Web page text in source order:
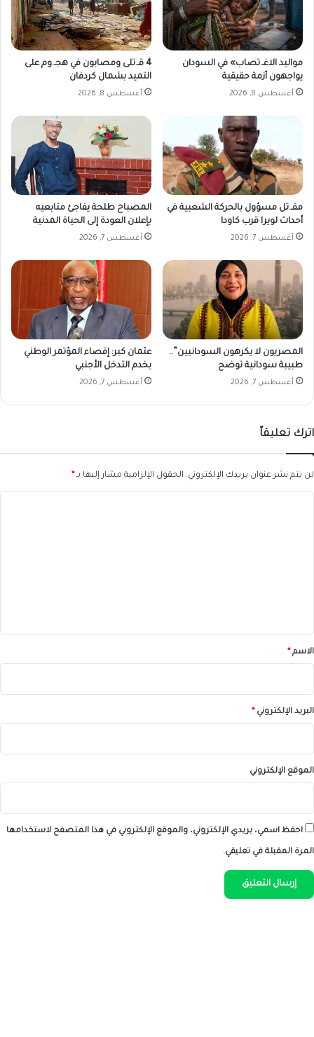
د
ي
ف
ي
ا
ا
ل
و
ز
ا
ل
أ
ر
ب
ع
ء
7
و
ب
ر
مواليد الاغـ.تصاب» في السودان
يواجهون أزمة حقيقية
أغسطس 8, 2026
4 قـ.تلى ومصابون في هجـ.وم على
التميد بشمال كردفان
أغسطس 8, 2026
مقـ.تل مسؤول بالحركة الشعبية في
أحداث لويرا قرب كاودا
أغسطس 7, 2026
المصباح طلحة يفاجئ متابعيه
بإعلان العودة إلى الحياة المدنية
أغسطس 7, 2026
المصريون لا يكرهون السودانيين”..
طبيبة سودانية توضح
أغسطس 7, 2026
عثمان كبر: إقصاء المؤتمر الوطني
يخدم التدخل الأجنبي
أغسطس 7, 2026
اترك تعليقاً
لن يتم نشر عنوان بريدك الإلكتروني. الحقول الإلزامية مشار إليها بـ*
*الاسم*
البريد الإلكتروني*
الموقع الإلكتروني
احفظ اسمي، بريدي الإلكتروني، والموقع الإلكتروني في هذا المتصفح لاستخدامها
المرة المقبلة في تعليقي.